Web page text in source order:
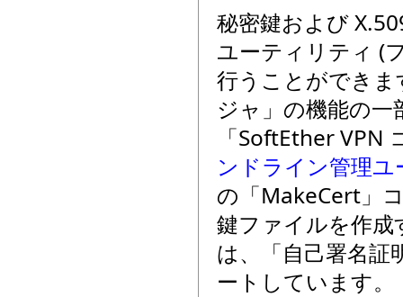
秘密鍵および
ユーティリティ (
行うことができ
ジャ」の機能の
「SoftEther VPN
ンドライン管理
の「MakeCert」
鍵ファイルを作
は、「自己署名証
ートしています。